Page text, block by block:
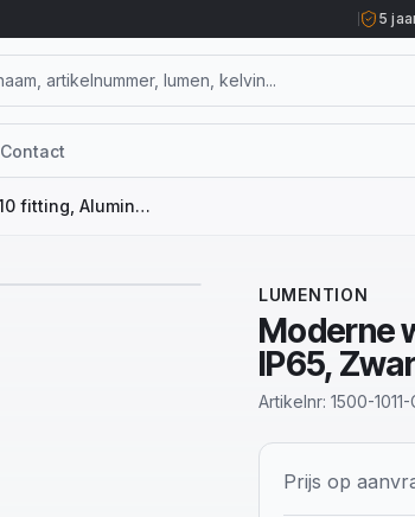
5
Contact
Moderne wandlamp, GU10 fitting, Aluminium, IP65, Zwart
LUMENTION
Moderne
IP65,
Artikelnr: 1500-
Prijs op